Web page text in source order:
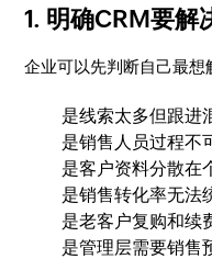
1. 明确CRM要解
企业可以先判断自己最想
是线索太多但跟进
是销售人员过程不
是客户资料分散在
是销售转化率无法
是老客户复购和续
是管理层需要销售